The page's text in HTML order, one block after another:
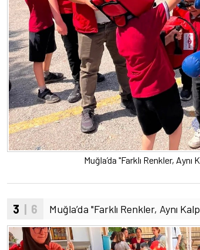
Muğla’da "Farklı Renkler,
3 | 6 Muğla’da "Farklı Renkler, Aynı